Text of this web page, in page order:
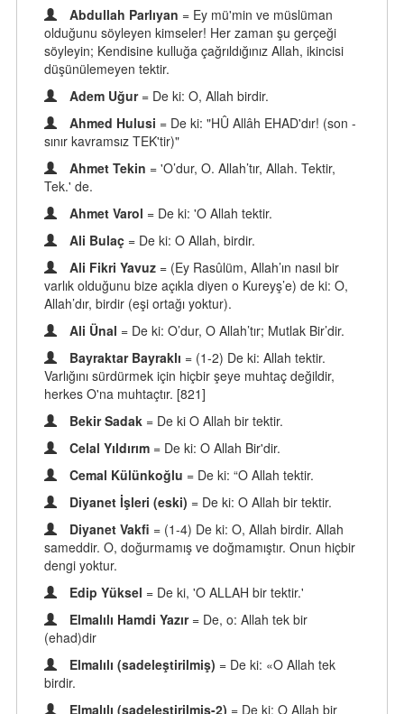
Abdullah Parlıyan = Ey mü'min ve müslüman
olduğunu söyleyen kimseler! Her zaman şu gerçeği
söyleyin; Kendisine kulluğa çağrıldığınız Allah, ikincisi
düşünülemeyen tektir.
Adem Uğur = De ki: O, Allah birdir.
Ahmed Hulusi = De ki: "HÛ Allâh EHAD'dır! (son -
sınır kavramsız TEK'tir)"
Ahmet Tekin = 'O’dur, O. Allah’tır, Allah. Tektir,
Tek.' de.
Ahmet Varol = De ki: 'O Allah tektir.
Ali Bulaç = De ki: O Allah, birdir.
Ali Fikri Yavuz = (Ey Rasûlüm, Allah’ın nasıl bir
varlık olduğunu bize açıkla diyen o Kureyş’e) de ki: O,
Allah’dır, birdir (eşi ortağı yoktur).
Ali Ünal = De ki: O’dur, O Allah’tır; Mutlak Bir’dir.
Bayraktar Bayraklı = (1-2) De ki: Allah tektir.
Varlığını sürdürmek için hiçbir şeye muhtaç değildir,
herkes O'na muhtaçtır. [821]
Bekir Sadak = De ki O Allah bir tektir.
Celal Yıldırım = De ki: O Allah Bir'dir.
Cemal Külünkoğlu = De ki: “O Allah tektir.
Diyanet İşleri (eski) = De ki: O Allah bir tektir.
Diyanet Vakfi = (1-4) De ki: O, Allah birdir. Allah
sameddir. O, doğurmamış ve doğmamıştır. Onun hiçbir
dengi yoktur.
Edip Yüksel = De ki, 'O ALLAH bir tektir.'
Elmalılı Hamdi Yazır = De, o: Allah tek bir
(ehad)dir
Elmalılı (sadeleştirilmiş) = De ki: «O Allah tek
birdir.
Elmalılı (sadeleştirilmiş-2) = De ki; O Allah bir